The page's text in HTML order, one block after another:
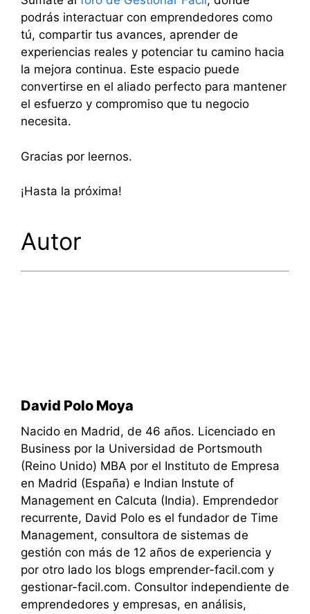
podrás interactuar con emprendedores como
tú, compartir tus avances, aprender de
experiencias reales y potenciar tu camino hacia
la mejora continua. Este espacio puede
convertirse en el aliado perfecto para mantener
el esfuerzo y compromiso que tu negocio
necesita.
Gracias por leernos.
¡Hasta la próxima!
Autor
David Polo Moya
Nacido en Madrid, de 46 años. Licenciado en
Business por la Universidad de Portsmouth
(Reino Unido) MBA por el Instituto de Empresa
en Madrid (España) e Indian Instute of
Management en Calcuta (India). Emprendedor
recurrente, David Polo es el fundador de Time
Management, consultora de sistemas de
gestión con más de 12 años de experiencia y
por otro lado los blogs emprender-facil.com y
gestionar-facil.com. Consultor independiente de
emprendedores y empresas, en análisis,